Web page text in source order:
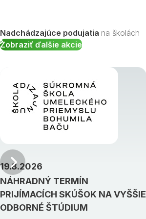
Nadchádzajúce podujatia na školách
Zobraziť ďalšie akcie
NÁHRADNÝ TERMÍN
PRIJÍMACÍCH SKÚŠOK NA VYŠŠIE
ODBORNÉ ŠTÚDIUM
19.8.2026Predchádzajúci